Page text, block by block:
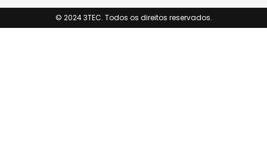
© 2024 3TEC. Todos os direitos reservados.